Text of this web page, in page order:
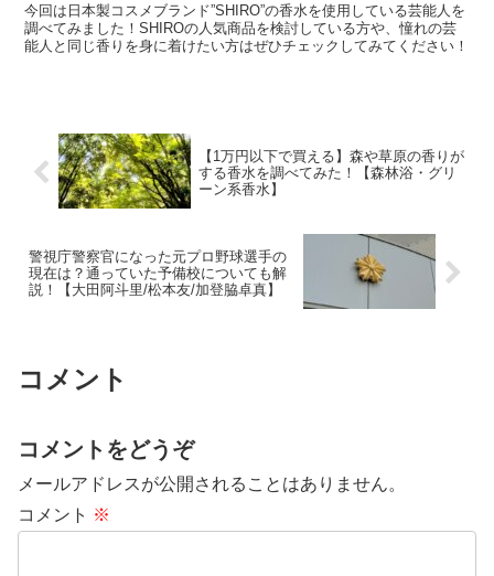
今回は日本製コスメブランド”SHIRO”の香水を使用している芸能人を
調べてみました！SHIROの人気商品を検討している方や、憧れの芸
能人と同じ香りを身に着けたい方はぜひチェックしてみてください！
【1万円以下で買える】森や草原の香りが
する香水を調べてみた！【森林浴・グリ
ーン系香水】
警視庁警察官になった元プロ野球選手の
現在は？通っていた予備校についても解
説！【大田阿斗里/松本友/加登脇卓真】
コメント
コメントをどうぞ
メールアドレスが公開されることはありません。
コメント ※